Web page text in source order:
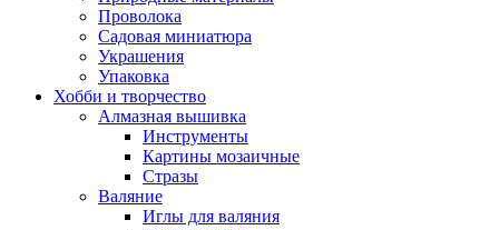
Проволока
Садовая миниатюра
Украшения
Упаковка
Хобби и творчество
Алмазная вышивка
Инструменты
Картины мозаичные
Стразы
Валяние
Иглы для валяния